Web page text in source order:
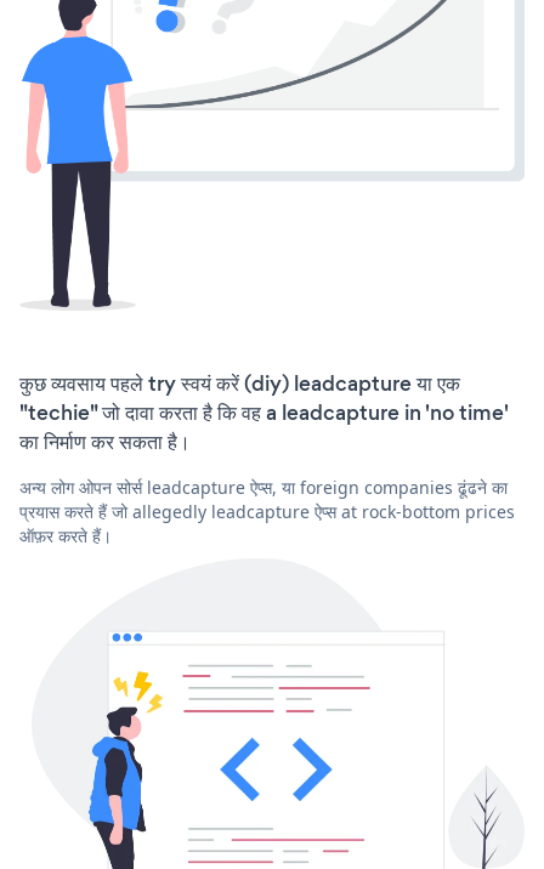
कुछ व्यवसाय पहले try स्वयं करें (diy) leadcapture या एक
"techie" जो दावा करता है कि वह a leadcapture in 'no time'
का निर्माण कर सकता है।
अन्य लोग ओपन सोर्स leadcapture ऐप्स, या foreign companies ढूंढने का
प्रयास करते हैं जो allegedly leadcapture ऐप्स at rock-bottom prices
ऑफ़र करते हैं।